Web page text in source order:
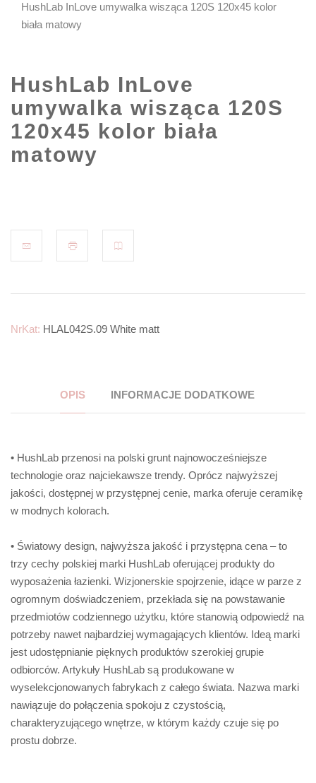
HushLab InLove umywalka wisząca 120S 120x45 kolor
biała matowy
HushLab InLove
umywalka wisząca 120S
120x45 kolor biała
matowy
NrKat: HLAL042S.09 White matt
OPIS INFORMACJE DODATKOWE
• HushLab przenosi na polski grunt najnowocześniejsze
technologie oraz najciekawsze trendy. Oprócz najwyższej
jakości, dostępnej w przystępnej cenie, marka oferuje ceramikę
w modnych kolorach.
• Światowy design, najwyższa jakość i przystępna cena – to
trzy cechy polskiej marki HushLab oferującej produkty do
wyposażenia łazienki. Wizjonerskie spojrzenie, idące w parze z
ogromnym doświadczeniem, przekłada się na powstawanie
przedmiotów codziennego użytku, które stanowią odpowiedź na
potrzeby nawet najbardziej wymagających klientów. Ideą marki
jest udostępnianie pięknych produktów szerokiej grupie
odbiorców. Artykuły HushLab są produkowane w
wyselekcjonowanych fabrykach z całego świata. Nazwa marki
nawiązuje do połączenia spokoju z czystością,
charakteryzującego wnętrze, w którym każdy czuje się po
prostu dobrze.